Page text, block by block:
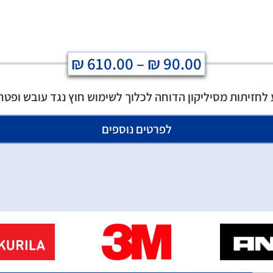
₪90.00
–
₪610.00
מסיליקון הדוחה לכלוך לשימוש חוץ נגד עובש
לפרטים נוספים